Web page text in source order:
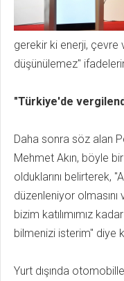
gerekir ki enerji, çevre
düşünülemez"
"Türkiye'de
Daha sonra söz alan
Mehmet Akın, böyle
olduklarını belirterek,
düzenleniyor
bizim katılımımız
bilmenizi isterim" diye
Yurt dışında